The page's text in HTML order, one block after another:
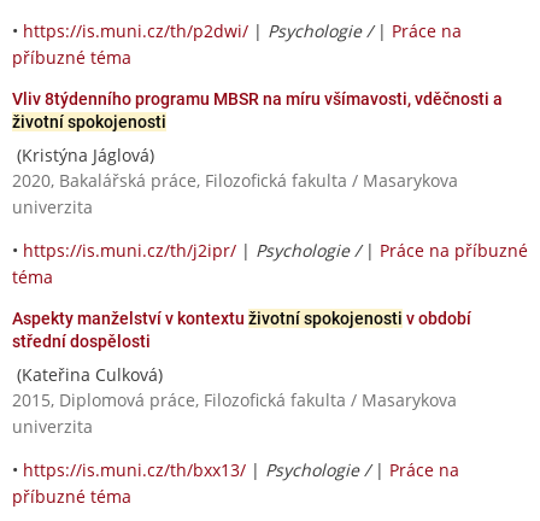
• https://is.muni.cz/th/p2dwi/ | Psychologie / | Práce na
příbuzné téma
Vliv 8týdenního programu MBSR na míru všímavosti, vděčnosti a
životní spokojenosti
(Kristýna Jáglová)
2020, Bakalářská práce, Filozofická fakulta / Masarykova
univerzita
• https://is.muni.cz/th/j2ipr/ | Psychologie / | Práce na příbuzné
téma
Aspekty manželství v kontextu životní spokojenosti v období
střední dospělosti
(Kateřina Culková)
2015, Diplomová práce, Filozofická fakulta / Masarykova
univerzita
• https://is.muni.cz/th/bxx13/ | Psychologie / | Práce na
příbuzné téma